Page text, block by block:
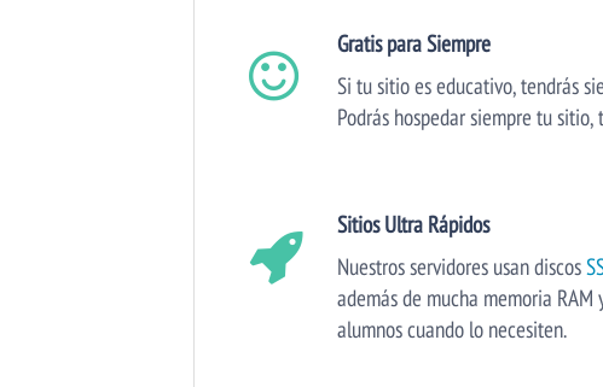
Gratis para Siempre
Si tu sitio es educativo, tendrás
Podrás hospedar siempre tu
Sitios Ultra Rápidos
Nuestros servidores usan discos
además de mucha memoria
alumnos cuando lo necesiten.